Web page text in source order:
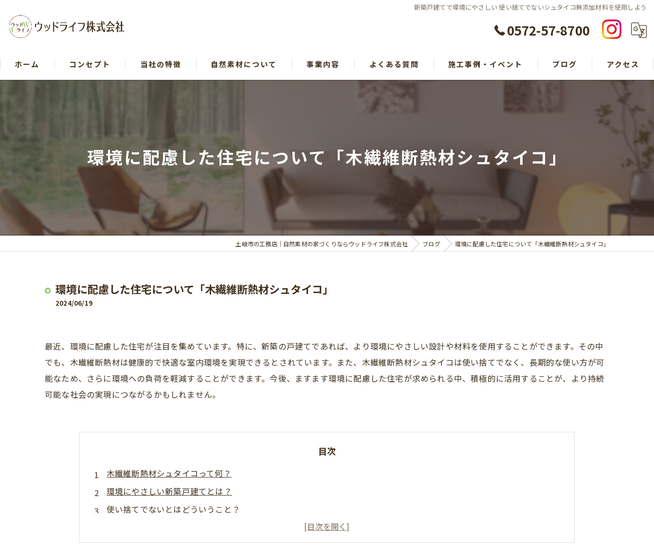
新築戸建てで環境にやさしい 使い捨てでないシュタイコ無添加材料を使用しよう
0572-57-8700
ホーム コンセプト 当社の特徴
断熱
自然素材
イベント等
自然素材について 事業内容 よくある質問 施工事例・イベント ブログ アクセス
環境に配慮した住宅について「木繊維断熱材シュタイコ」
土岐市の工務店｜自然素材の家づくりならウッドライフ株式会社 ブログ 環境に配慮した住宅について「木繊維断熱材シュタイコ」
環境に配慮した住宅について「木繊維断熱材シュタイコ」
2024/06/19
最近、環境に配慮した住宅が注目を集めています。特に、新築の戸建てであれば、より環境にやさしい設計や材料を使用することができます。その中
でも、木繊維断熱材は健康的で快適な室内環境を実現できるとされています。また、木繊維断熱材シュタイコは使い捨てでなく、長期的な使い方が可
能なため、さらに環境への負荷を軽減することができます。今後、ますます環境に配慮した住宅が求められる中、積極的に活用することが、より持続
可能な社会の実現につながるかもしれません。
目次
木繊維断熱材シュタイコって何？
環境にやさしい新築戸建てとは？
使い捨てでないとはどういうこと？
新築戸建て購入の際に注意すべきポイントは？